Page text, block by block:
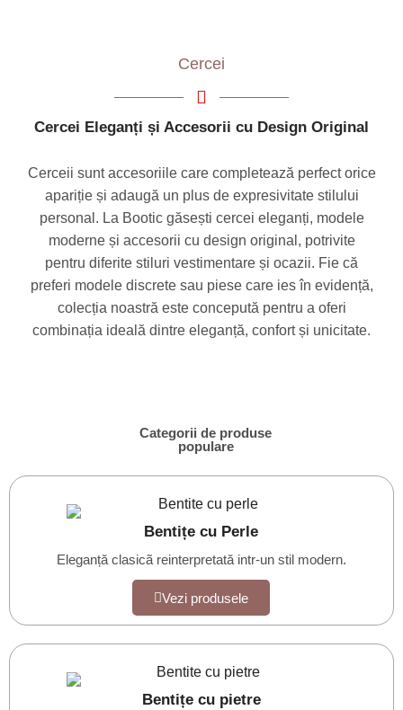
Cercei
Cercei Eleganți și Accesorii cu Design Original
Cerceii sunt accesoriile care completează perfect orice
apariție și adaugă un plus de expresivitate stilului
personal. La Bootic găsești cercei eleganți, modele
moderne și accesorii cu design original, potrivite
pentru diferite stiluri vestimentare și ocazii. Fie că
preferi modele discrete sau piese care ies în evidență,
colecția noastră este concepută pentru a oferi
combinația ideală dintre eleganță, confort și unicitate.
Categorii de produse
populare
Bentițe cu Perle
Eleganță clasicã reinterpretată intr-un stil modern.
Vezi produsele
Bentițe cu pietre